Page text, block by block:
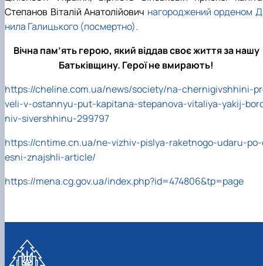
СЕРГА Петро Грирорович (18.06.1999 -
17.04.2024 р.), студент 2-го курсу 2024 рі…
СОЛОВЙОВ Сергій Олександрович
(08.06.1983 - 27.09.2022 р.), випускник 2017
року.
СОРОКА Олександр Григорович
СТЕПАНОВ Віталій Анатолійович
- 20.05.2022 р.), випускник 1999 року.
ТЕРЕЩЕНКО Ростислав Віталійович
ТУШАКОВСЬКИЙ Борис Олександрович
(02.05.1981 - 02.02.2025 р.), випускник 2003 р…
(30.06.1965 - 03.2022 р.), випускник 1992 року.
Степанов Віталій Анатолійович нагороджений орденом
нила Галицького (посмертно).
Вічна пам’ять герою, який віддав своє життя за нашу
Батьківщину. Герої не вмирають!
https://cheline.com.ua/news/society/na-chernigivshhini-
veli-v-ostannyu-put-kapitana-stepanova-vitaliya-yakij-
niv-sivershhinu-299797
https://cntime.cn.ua/ne-vizhiv-pislya-raketnogo-udaru-
esni-znajshli-article/
https://mena.cg.gov.ua/index.php?id=474806&tp=page